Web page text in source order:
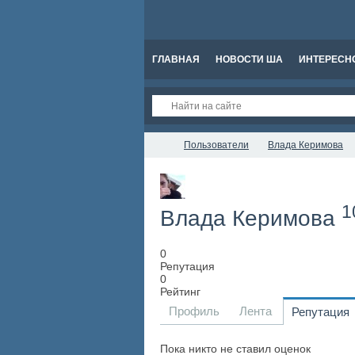
ГЛАВНАЯ НОВОСТИ ША
Пользователи Влада Керимова
Влада Керимова
0
Репутация
0
Рейтинг
Профиль Лента Репутация
Пока никто не ставил оценок